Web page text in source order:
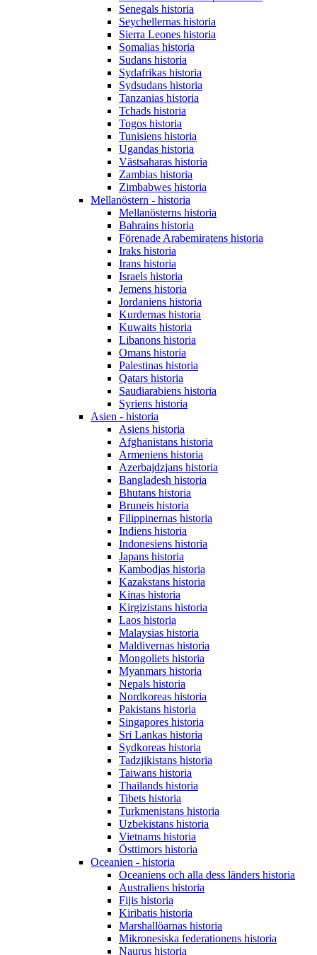
Senegals historia
Seychellernas historia
Sierra Leones historia
Somalias historia
Sudans historia
Sydafrikas historia
Sydsudans historia
Tanzanias historia
Tchads historia
Togos historia
Tunisiens historia
Ugandas historia
Västsaharas historia
Zambias historia
Zimbabwes historia
Mellanöstern - historia
Mellanösterns historia
Bahrains historia
Förenade Arabemiratens historia
Iraks historia
Irans historia
Israels historia
Jemens historia
Jordaniens historia
Kurdernas historia
Kuwaits historia
Libanons historia
Omans historia
Palestinas historia
Qatars historia
Saudiarabiens historia
Syriens historia
Asien - historia
Asiens historia
Afghanistans historia
Armeniens historia
Azerbajdzjans historia
Bangladesh historia
Bhutans historia
Bruneis historia
Filippinernas historia
Indiens historia
Indonesiens historia
Japans historia
Kambodjas historia
Kazakstans historia
Kinas historia
Kirgizistans historia
Laos historia
Malaysias historia
Maldivernas historia
Mongoliets historia
Myanmars historia
Nepals historia
Nordkoreas historia
Pakistans historia
Singapores historia
Sri Lankas historia
Sydkoreas historia
Tadzjikistans historia
Taiwans historia
Thailands historia
Tibets historia
Turkmenistans historia
Uzbekistans historia
Vietnams historia
Östtimors historia
Oceanien - historia
Oceaniens och alla dess länders historia
Australiens historia
Fijis historia
Kiribatis historia
Marshallöarnas historia
Mikronesiska federationens historia
Naurus historia